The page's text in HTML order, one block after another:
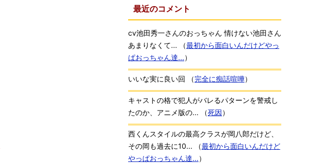
最近のコメント
cv池田秀一さんのおっちゃん 情けない池田さん
あまりなくて...
（最初から面白いんだけどやっ
ぱおっちゃん達...）
いいな実に良い回 （完全に痴話喧嘩）
キャストの格で犯人がバレるパターンを警戒し
たのか、アニメ版の...
（死因）
西くんスタイルの最高クラスが岡八郎だけど、
その岡も過去に10...
（最初から面白いんだけど
やっぱおっちゃん達...）